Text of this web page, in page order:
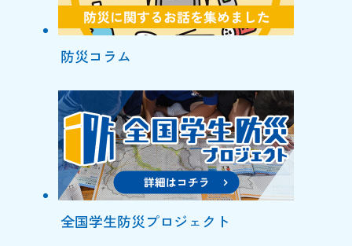
防災コラム
全国学生防災プロジェクト